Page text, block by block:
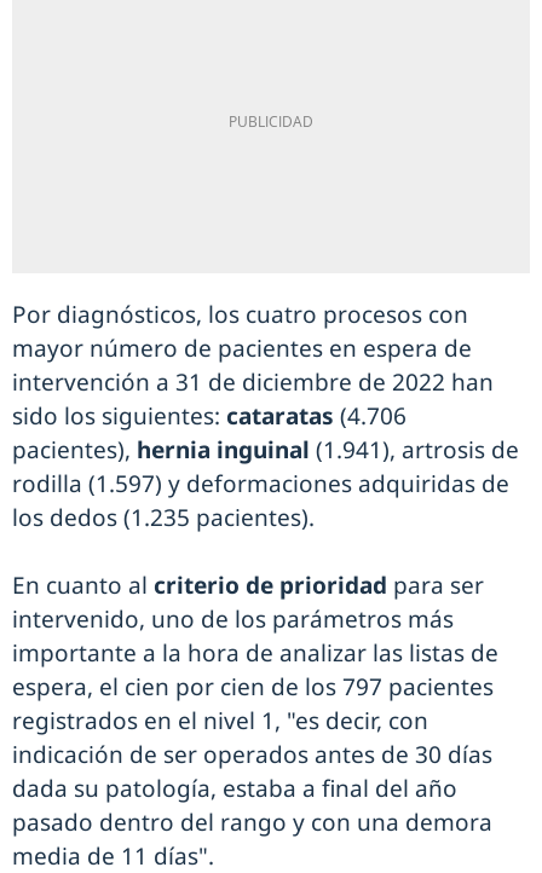
Por diagnósticos, los cuatro procesos con
mayor número de pacientes en espera de
intervención a 31 de diciembre de 2022 han
sido los siguientes: cataratas (4.706
pacientes), hernia inguinal (1.941), artrosis de
rodilla (1.597) y deformaciones adquiridas de
los dedos (1.235 pacientes).
En cuanto al criterio de prioridad para ser
intervenido, uno de los parámetros más
importante a la hora de analizar las listas de
espera, el cien por cien de los 797 pacientes
registrados en el nivel 1, "es decir, con
indicación de ser operados antes de 30 días
dada su patología, estaba a final del año
pasado dentro del rango y con una demora
media de 11 días".